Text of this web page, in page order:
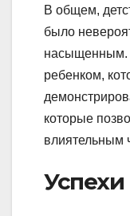
В общем,
было
насыщенным.
ребенком,
которые
влиятельным
Успехи